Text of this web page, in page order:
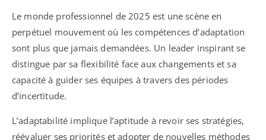
Le monde professionnel de 2025 est une scène en
perpétuel mouvement où les compétences d’adaptation
sont plus que jamais demandées. Un leader inspirant se
distingue par sa flexibilité face aux changements et sa
capacité à guider ses équipes à travers des périodes
d’incertitude.
L’adaptabilité implique l’aptitude à revoir ses stratégies,
réévaluer ses priorités et adopter de nouvelles méthodes